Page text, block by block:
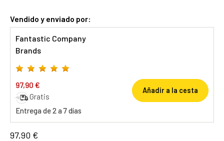
Vendido y enviado por:
Fantastic Company
Brands
97,90 €
Gratis
Entrega de 2 a 7 días
Añadir a la cesta
97,90 €